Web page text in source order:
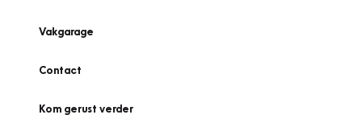
Vakgarage
Contact
Kom gerust verder